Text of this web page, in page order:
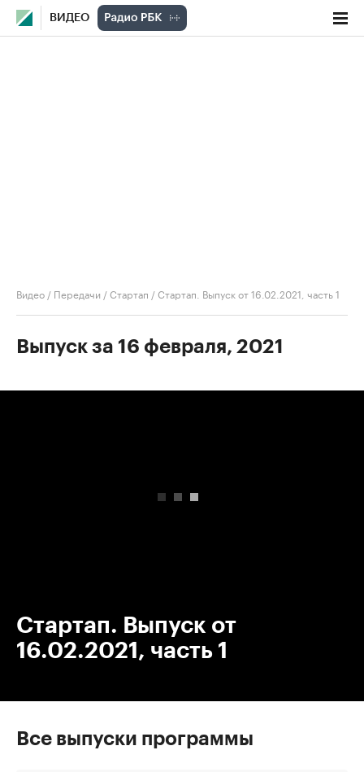
ВИДЕО
Видео / Передачи /Стартап /Стартап. Выпуск от 16.02.2021, часть 1
Выпуск за 16 февраля, 2021
Стартап. Выпуск от
16.02.2021, часть 1
Все выпуски программы